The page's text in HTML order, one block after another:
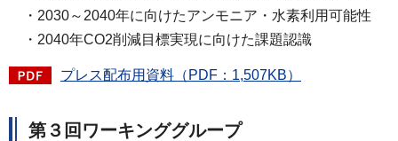
・2030～2040年に向けたアンモニア・水素利用可能性
・2040年CO2削減目標実現に向けた課題認識
プレス配布用資料（PDF：1,507KB）
第３回ワーキンググループ